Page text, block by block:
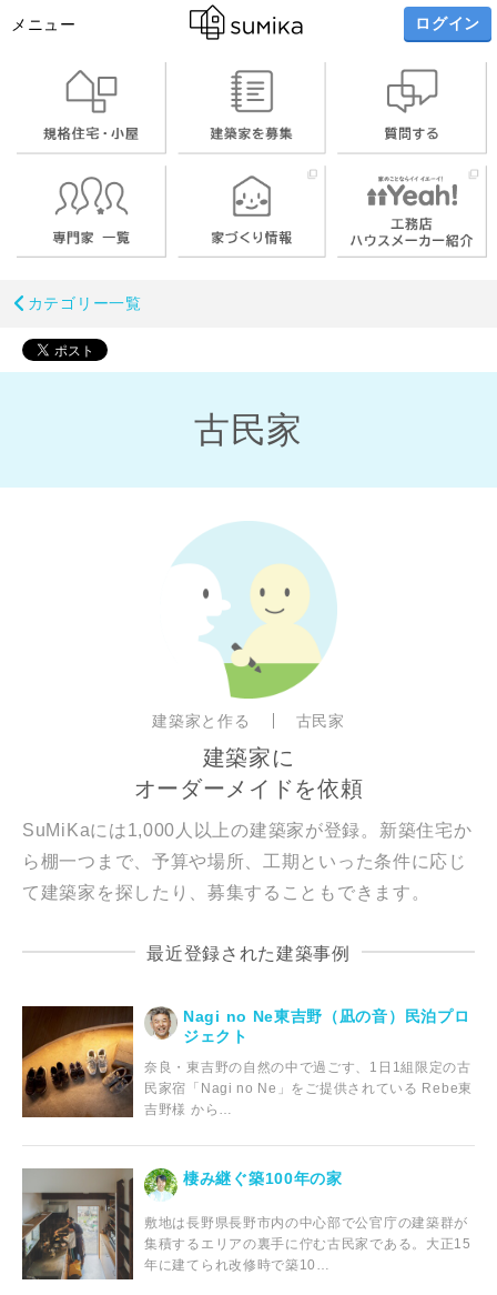
メニュー ログイン
カテゴリー一覧
古民家
建築家と作る 古民家
建築家に
オーダーメイドを依頼
SuMiKaには1,000人以上の建築家が登録。新築住宅か
ら棚一つまで、予算や場所、工期といった条件に応じ
て建築家を探したり、募集することもできます。
最近登録された建築事例
Nagi no Ne東吉野（凪の音）民泊プロ
ジェクト
奈良・東吉野の自然の中で過ごす、1日1組限定の古
民家宿「Nagi no Ne」をご提供されている Rebe東
吉野様 から…
棲み継ぐ築100年の家
敷地は長野県長野市内の中心部で公官庁の建築群が
集積するエリアの裏手に佇む古民家である。大正15
年に建てられ改修時で築10…